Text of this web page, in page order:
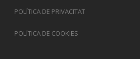
POLÍTICA DE PRIVACITAT
POLÍTICA DE COOKIES